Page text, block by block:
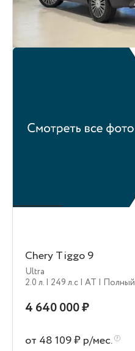
Chery Tiggo 9
Ultra
2.0 л. | 249 л.c | AT | Полный
4 640 000 ₽
от 48 109 ₽ р/мес.